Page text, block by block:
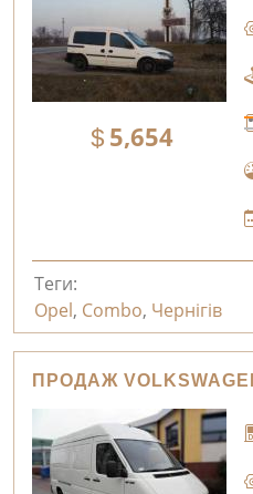
5,654
Теги:
Opel, Combo, Чернігів
ПРОДАЖ